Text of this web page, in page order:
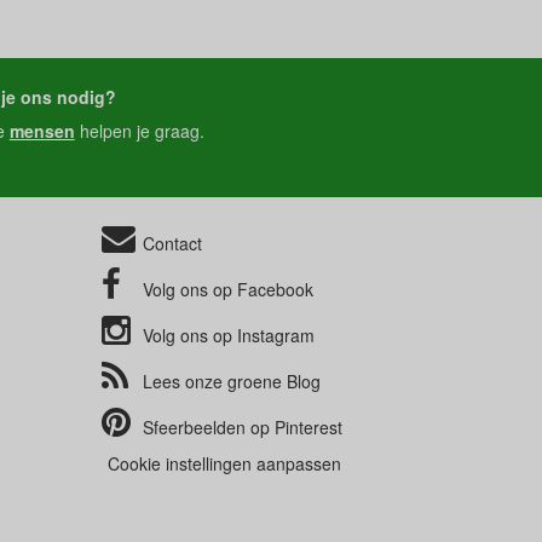
ons nodig?
mensen helpen je graag.
Contact
Volg ons op Facebook
Volg ons op Instagram
Lees onze groene Blog
Sfeerbeelden op Pinterest
Cookie instellingen aanpassen